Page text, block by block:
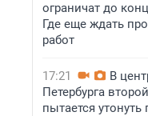
ограничат до
Где еще ждать
работ
17:21
В
Петербурга
пытается утонуть